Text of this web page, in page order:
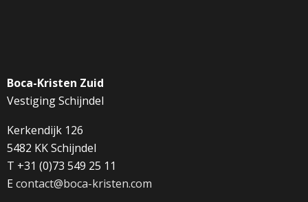
Boca-Kristen Zuid
Vestiging Schijndel
Kerkendijk 126
5482 KK Schijndel
T +31 (0)73 549 25 11
Econtact@boca-kristen.com